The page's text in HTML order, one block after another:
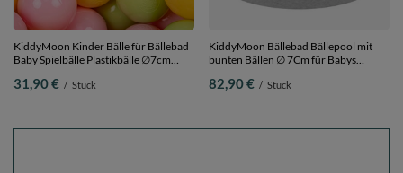
KiddyMoon Kinder Bälle für Bällebad
Baby Spielbälle Plastikbälle ∅7cm
Bälle/7cm
31,90 € / Stück
KiddyMoon Bällebad Bällepool mit
bunten Bällen ∅ 7Cm für Babys
hellgrau:weiß/grau/silbern, 90 x 30 cm
82,90 € / Stück